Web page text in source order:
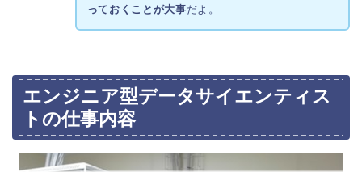
っておくことが大事だよ。
エンジニア型データサイエンティス
トの仕事内容